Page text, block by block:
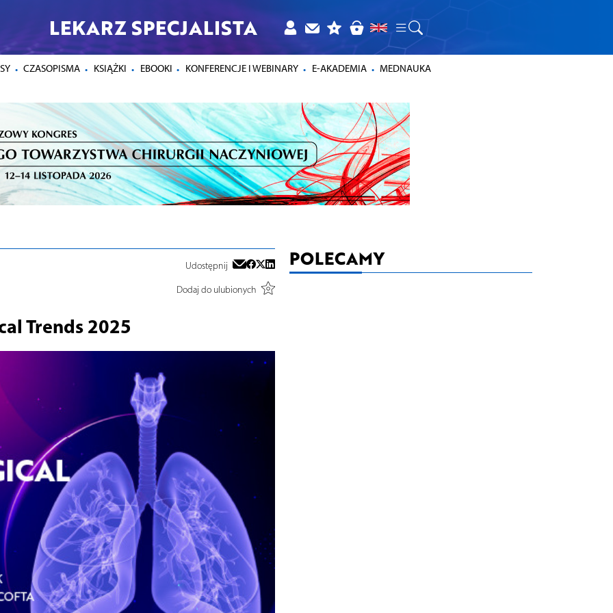
LEKARZ SPECJALISTA
CZASOPISMA KSIĄŻKI EBOOKI KONFERENCJE I WEBINARY E-AKADEMIA MEDNAUKA
Udostępnij
Dodaj do ulubionych
Trends 2025
POLECAMY